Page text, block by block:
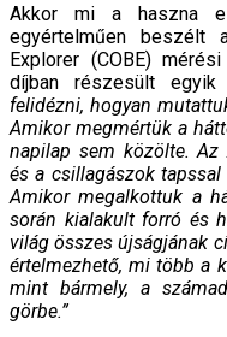
Akkor mi a haszna
egyértelműen beszélt
Explorer (COBE)
díjban részesült
felidézni, hogyan
Amikor megmértük a
napilap sem közölte. Az
és a csillagászok
Amikor megalkottuk a
során kialakult forró és
világ összes újságjának
értelmezhető, mi több a
mint bármely, a
görbe.”